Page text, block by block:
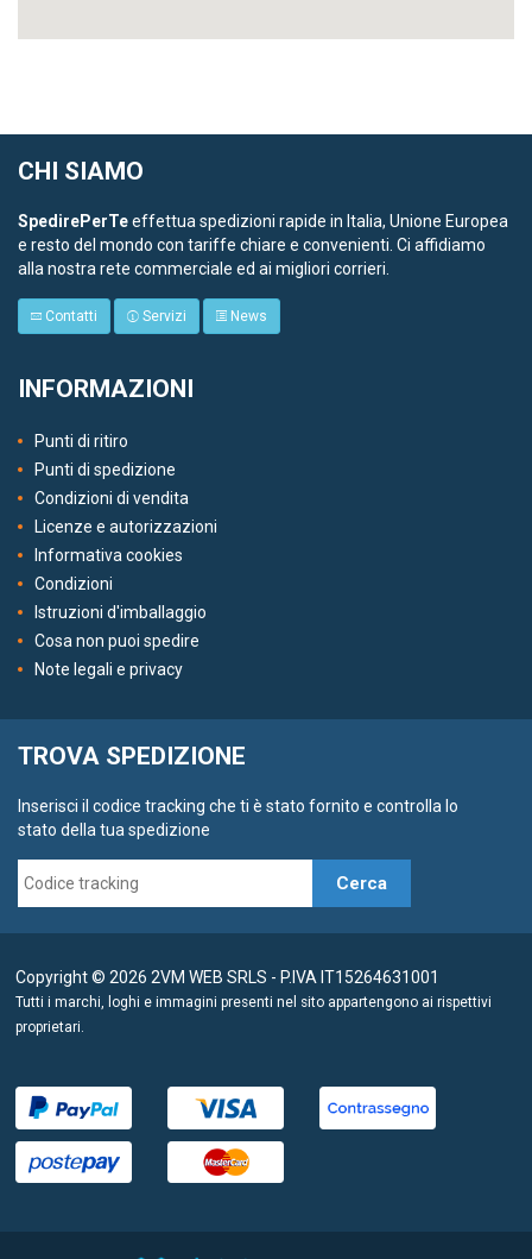
CHI SIAMO
SpedirePerTeeffettua spedizioni rapide in Italia, Unione Europea
e resto del mondo con tariffe chiare e convenienti. Ci affidiamo
alla nostra rete commerciale ed ai migliori corrieri.
Contatti Servizi News
INFORMAZIONI
Punti di ritiro
Punti di spedizione
Condizioni di vendita
Licenze e autorizzazioni
Informativa cookies
Condizioni
Istruzioni d'imballaggio
Cosa non puoi spedire
Note legali e privacy
TROVA SPEDIZIONE
Inserisci il codice tracking che ti è stato fornito e controlla lo
stato della tua spedizione
Cerca
Copyright © 2026 2VM WEB SRLS - P.IVA IT15264631001
Tutti i marchi, loghi e immagini presenti nel sito appartengono ai rispettivi
proprietari.